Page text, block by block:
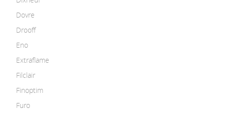
Dovre
Drooff
Eno
Extraflame
Filclair
Finoptim
Furo